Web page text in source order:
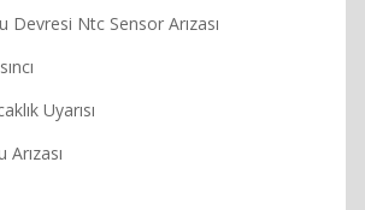
Devresi Ntc Sensor Arızası
Uyarısı